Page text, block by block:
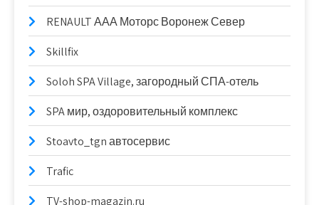
RENAULT ААА Моторс Воронеж Север
Skillfix
Soloh SPA Village, загородный СПА-отель
SPA мир, оздоровительный комплекс
Stoavto_tgn автосервис
Trafic
TV-shop-magazin.ru